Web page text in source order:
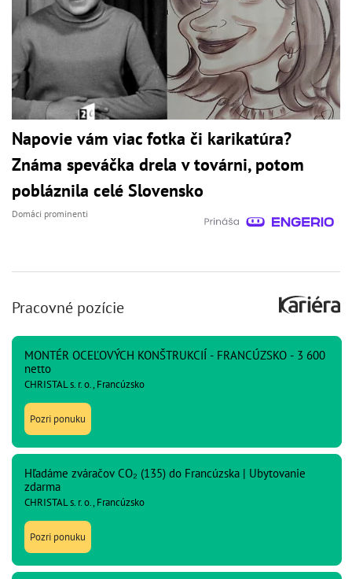
Napovie vám viac fotka či karikatúra?
Známa speváčka drela v továrni, potom
pobláznila celé Slovensko
Domáci prominenti
Pracovné pozície
MONTÉR OCEĽOVÝCH KONŠTRUKCIÍ - FRANCÚZSKO - 3 600
netto
CHRISTAL s. r. o., Francúzsko
Pozri ponuku
Hľadáme zváračov CO₂ (135) do Francúzska | Ubytovanie
zdarma
CHRISTAL s. r. o., Francúzsko
Pozri ponuku